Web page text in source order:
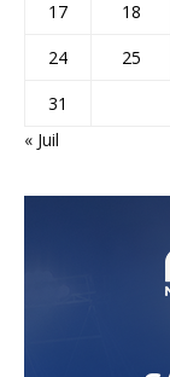
17
18
24
25
31
« Juil